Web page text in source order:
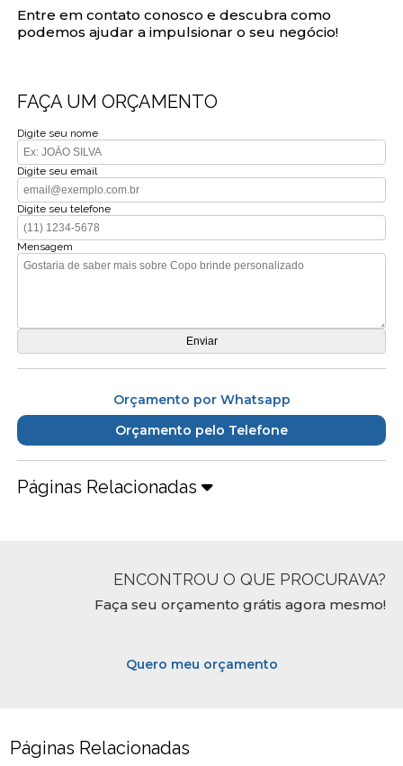
Entre em contato conosco e descubra como
podemos ajudar a impulsionar o seu negócio!
FAÇA UM ORÇAMENTO
Digite seu nome
Digite seu email
Digite seu telefone
Mensagem
Orçamento por Whatsapp
Orçamento pelo Telefone
Páginas Relacionadas
ENCONTROU O QUE PROCURAVA?
Faça seu orçamento grátis agora mesmo!
Quero meu orçamento
Páginas Relacionadas